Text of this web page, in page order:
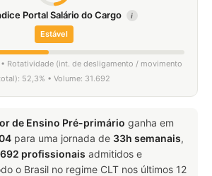
Portal Salário do Cargo i
Estável
Rotatividade (int. de desligamento / movimento
52,3% • Volume: 31.692
de Ensino Pré-primário ganha em
para uma jornada de 33h semanais,
profissionais admitidos e
o Brasil no regime CLT nos últimos 12